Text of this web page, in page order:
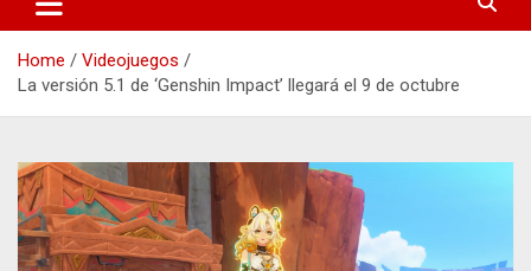
Home
Videojuegos
La versión 5.1 de ‘Genshin Impact’ llegará el 9 de octubre